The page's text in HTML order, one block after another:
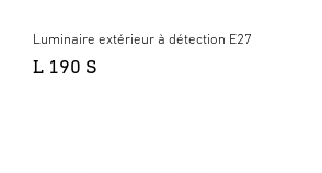
Luminaire extérieur à détection E27
L 190 S